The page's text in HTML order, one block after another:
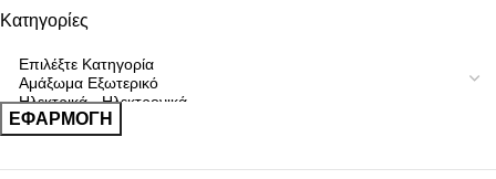
Κατηγορίες
ΕΦΑΡΜΟΓΉ